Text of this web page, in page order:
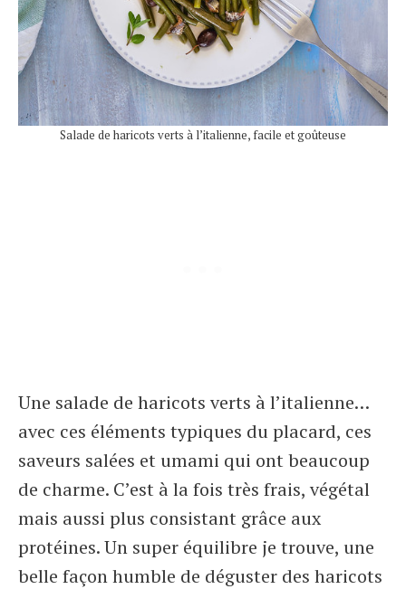
Salade de haricots verts à l’italienne, facile et goûteuse
Une salade de haricots verts à l’italienne…
avec ces éléments typiques du placard, ces
saveurs salées et umami qui ont beaucoup
de charme. C’est à la fois très frais, végétal
mais aussi plus consistant grâce aux
protéines. Un super équilibre je trouve, une
belle façon humble de déguster des haricots